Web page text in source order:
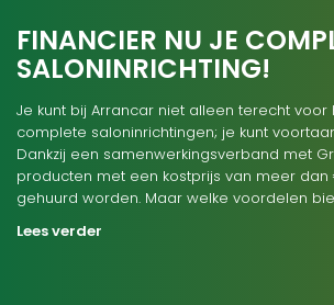
FINANCIER NU JE
SALONINRICHTING!
Je kunt bij Arrancar niet alleen terecht voor
complete saloninrichtingen; je kunt
Dankzij een samenwerkingsverband met
producten met een kostprijs van meer dan
gehuurd worden. Maar welke voordelen
Lees verder